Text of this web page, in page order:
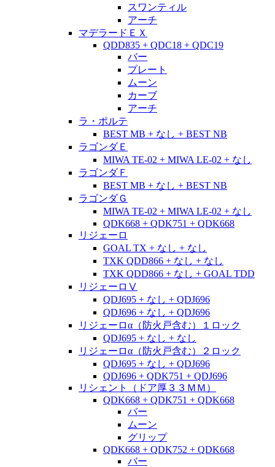
スワンティル
アーチ
マデラードＥＸ
QDD835 + QDC18 + QDC19
バー
プレート
ムーン
カーブ
アーチ
ラ・ポルテ
BEST MB + なし + BEST NB
ラゴンダＥ
MIWA TE-02 + MIWA LE-02 + なし
ラゴンダＦ
BEST MB + なし + BEST NB
ラゴンダＧ
MIWA TE-02 + MIWA LE-02 + なし
QDK668 + QDK751 + QDK668
リジェーロ
GOAL TX + なし + なし
TXK QDD866 + なし + なし
TXK QDD866 + なし + GOAL TDD
リジェーロⅤ
QDJ695 + なし + QDJ696
QDJ696 + なし + QDJ696
リジェーロα（防火戸含む）１ロック
QDJ695 + なし + なし
リジェーロα（防火戸含む）２ロック
QDJ695 + なし + QDJ696
QDJ696 + QDK751 + QDJ696
リシェント（ドア厚３３ＭＭ）
QDK668 + QDK751 + QDK668
バー
ムーン
グリップ
QDK668 + QDK752 + QDK668
バー